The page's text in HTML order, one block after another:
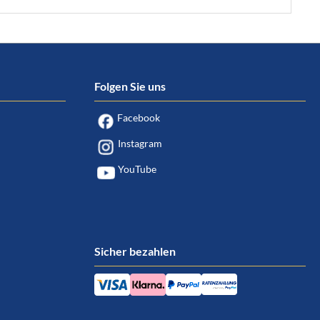
Folgen Sie uns
Facebook
Instagram
YouTube
Sicher bezahlen